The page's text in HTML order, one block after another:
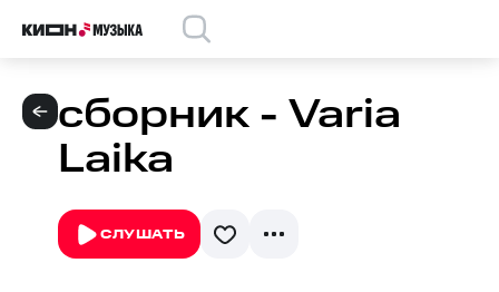
сборник - Varia
Laika
СЛУШАТЬ